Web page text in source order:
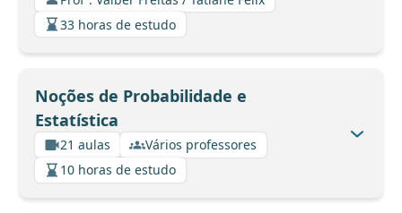
33 horas de estudo
Noções de Probabilidade e
Estatística
21 aulas
Vários professores
10 horas de estudo